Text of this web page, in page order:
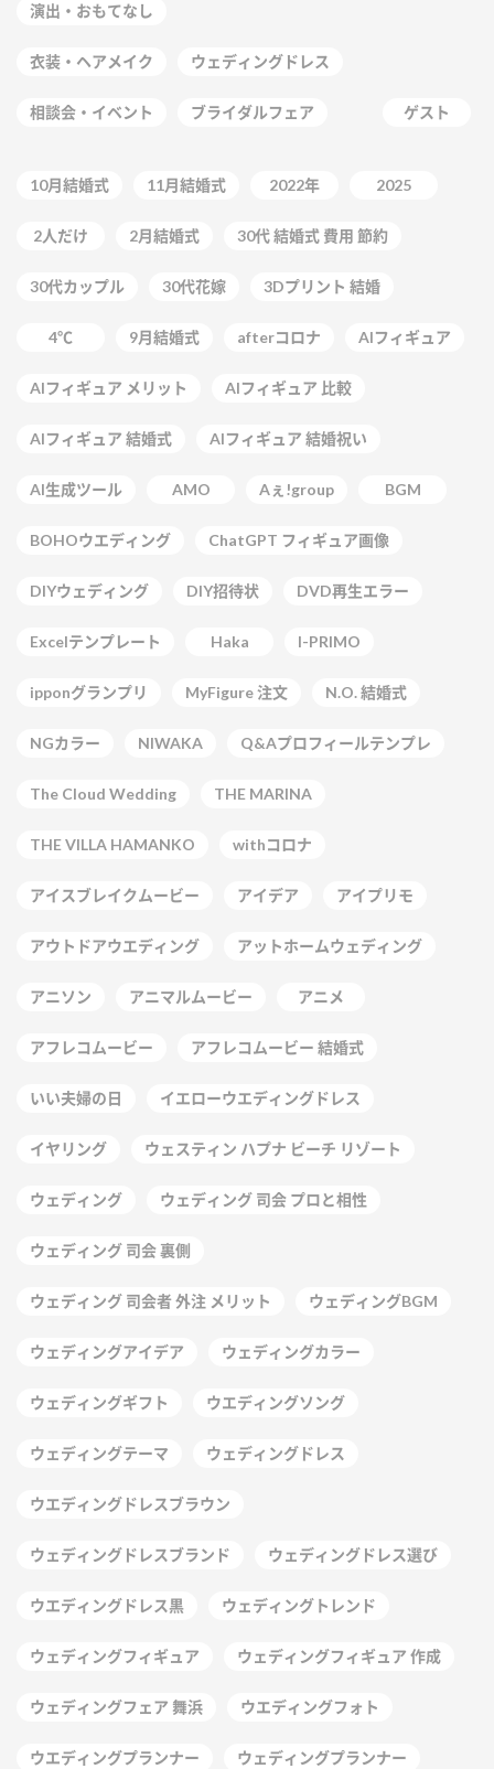
演出・おもてなし
衣装・ヘアメイク ウェディングドレス
相談会・イベント ブライダルフェア ゲスト
10月結婚式 11月結婚式 2022年 2025
2人だけ 2月結婚式 30代 結婚式 費用 節約
30代カップル 30代花嫁 3Dプリント 結婚
4℃ 9月結婚式 afterコロナ AIフィギュア
AIフィギュア メリット AIフィギュア 比較
AIフィギュア 結婚式 AIフィギュア 結婚祝い
AI生成ツール AMO Aぇ!group BGM
BOHOウエディング ChatGPT フィギュア画像
DIYウェディング DIY招待状 DVD再生エラー
Excelテンプレート Haka I-PRIMO
ipponグランプリ MyFigure 注文 N.O. 結婚式
NGカラー NIWAKA Q&Aプロフィールテンプレ
The Cloud Wedding THE MARINA
THE VILLA HAMANKO withコロナ
アイスブレイクムービー アイデア アイプリモ
アウトドアウエディング アットホームウェディング
アニソン アニマルムービー アニメ
アフレコムービー アフレコムービー 結婚式
いい夫婦の日 イエローウエディングドレス
イヤリング ウェスティン ハプナ ビーチ リゾート
ウェディング ウェディング 司会 プロと相性
ウェディング 司会 裏側
ウェディング 司会者 外注 メリット ウェディングBGM
ウェディングアイデア ウェディングカラー
ウェディングギフト ウエディングソング
ウェディングテーマ ウェディングドレス
ウエディングドレスブラウン
ウェディングドレスブランド ウェディングドレス選び
ウエディングドレス黒 ウェディングトレンド
ウェディングフィギュア ウェディングフィギュア 作成
ウェディングフェア 舞浜 ウエディングフォト
ウエディングプランナー ウェディングプランナー